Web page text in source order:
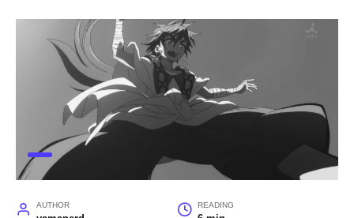
AUTHOR READING